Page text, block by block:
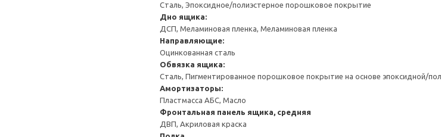
Сталь, Эпоксидное/полиэстерное порошковое покрытие
Дно ящика:
ДСП, Меламиновая пленка, Меламиновая пленка
Направляющие:
Оцинкованная сталь
Обвязка ящика:
Сталь, Пигментированное порошковое покрытие на основе эпоксидной/
Амортизаторы:
Пластмасса АБС, Масло
Фронтальная панель ящика, средняя
ДВП, Акриловая краска